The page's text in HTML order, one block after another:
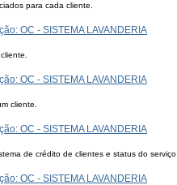
para cada cliente.
OC - SISTEMA LAVANDERIA
OC - SISTEMA LAVANDERIA
cliente.
OC - SISTEMA LAVANDERIA
de crédito de clientes e status do
OC - SISTEMA LAVANDERIA